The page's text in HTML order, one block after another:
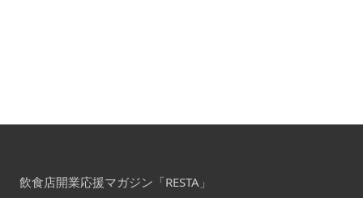
飲食店開業応援マガジン「RESTA」